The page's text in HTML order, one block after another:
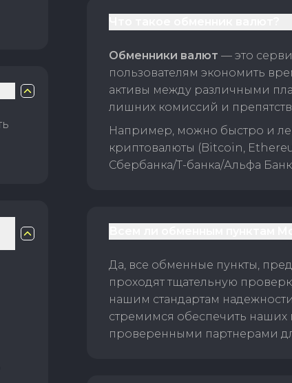
Обменники валют — это
пользователям экономить
активы между различными
лишних комиссий и
Например, можно быстро и
криптовалюты (Bitcoin,
Сбербанка/Т-банка/Альфа
Да, все обменные пункты,
проходят тщательную
нашим стандартам
стремимся обеспечить наших
проверенными партнерами